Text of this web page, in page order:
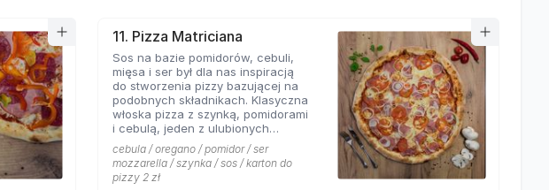
11. Pizza Matriciana
Sos na bazie pomidorów, cebuli,
mięsa i ser był dla nas inspiracją
do stworzenia pizzy bazującej na
podobnych składnikach. Klasyczna
włoska pizza z szynką, pomidorami
i cebulą, jeden z ulubionych
smaków klientów Hyyper!
cebula / oregano / pomidor / ser
mozzarella / szynka / sos / karton do
pizzy 2 zł